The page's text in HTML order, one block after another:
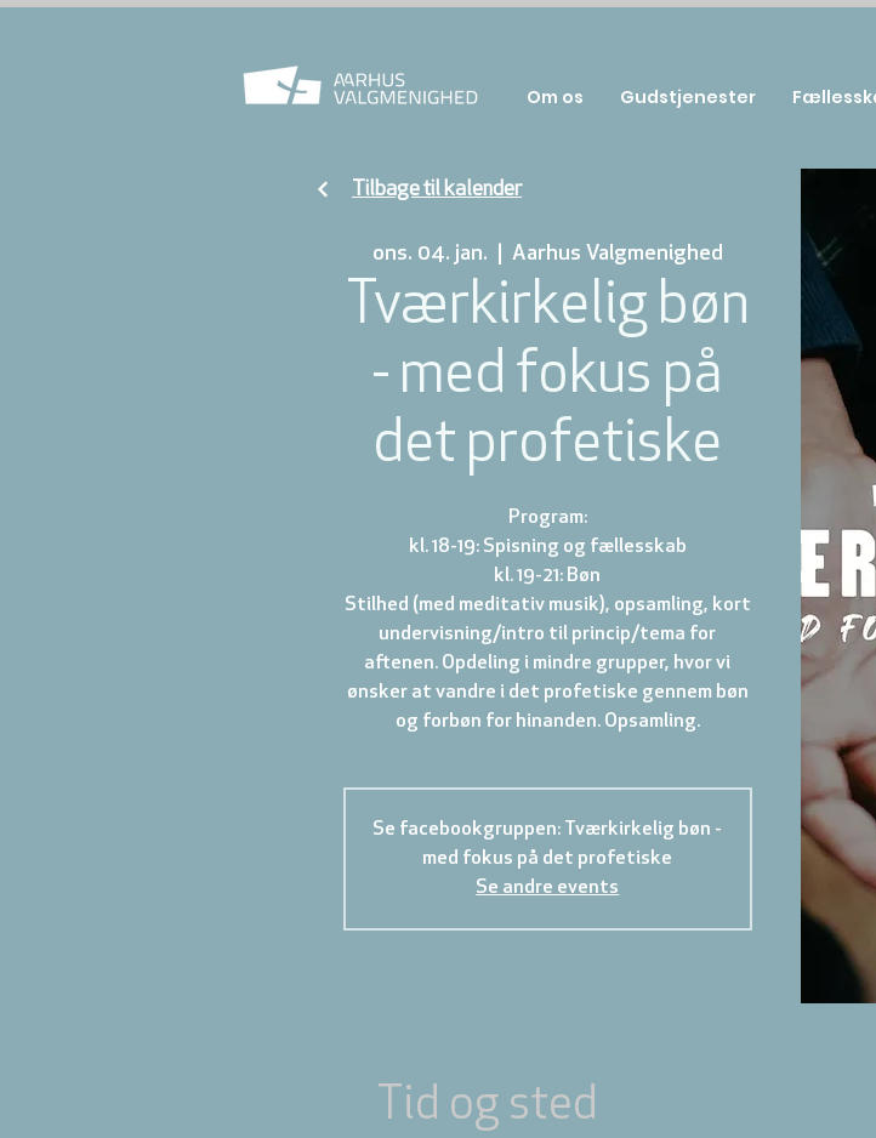
ons. 04. jan. Aarhus Valgmenighed
Tværkirkelig bøn
- med fokus på
det profetiske
Program:
kl. 18-19: Spisning og fællesskab
kl. 19-21: Bøn
Stilhed (med meditativ musik), opsamling, kort
undervisning/intro til princip/tema for
aftenen. Opdeling i mindre grupper, hvor vi
ønsker at vandre i det profetiske gennem bøn
og forbøn for hinanden. Opsamling.
Se facebookgruppen: Tværkirkelig bøn -
med fokus på det profetiske
Se andre events
Tid og sted
Tilbage til kalender
Om os Gudstjenester